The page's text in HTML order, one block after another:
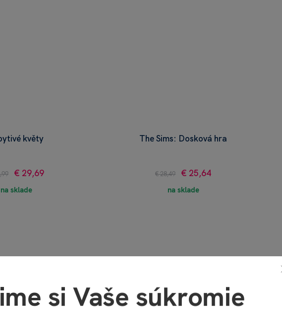
květy
€ 29,69
na sklade
The Sims: Dosková hra
€ 28,49 € 25,64
na sklade
si Vaše súkromie